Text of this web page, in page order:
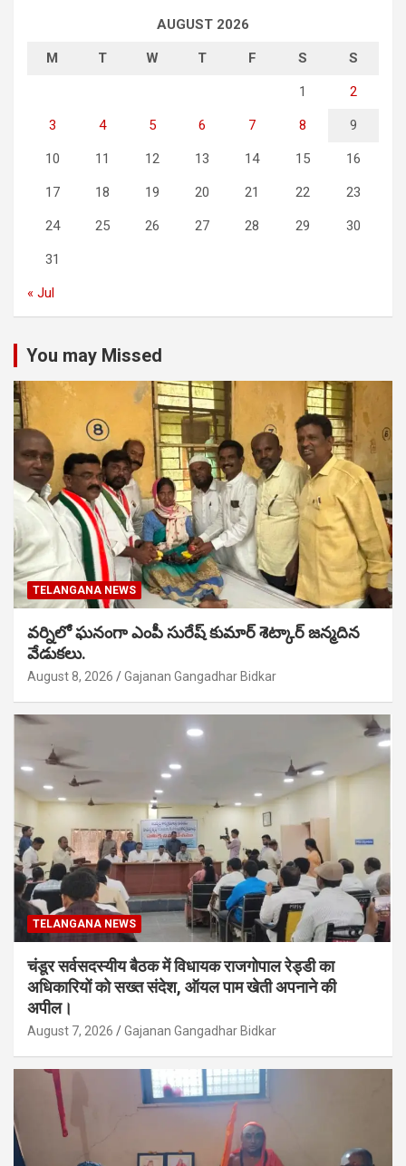
AUGUST 2026
M T W T F S S
1 2
3 4 5 6 7 8 9
10 11 12 13 14 15 16
17 18 19 20 21 22 23
24 25 26 27 28 29 30
31
« Jul
You may Missed
TELANGANA NEWS
వర్నిలో ఘనంగా ఎంపీ సురేష్ కుమార్ శెట్కార్ జన్మదిన
వేడుకలు.
August 8, 2026 Gajanan Gangadhar Bidkar
TELANGANA NEWS
चंडूर सर्वसदस्यीय बैठक में विधायक राजगोपाल रेड्डी का
अधिकारियों को सख्त संदेश, ऑयल पाम खेती अपनाने की
अपील।
August 7, 2026 Gajanan Gangadhar Bidkar